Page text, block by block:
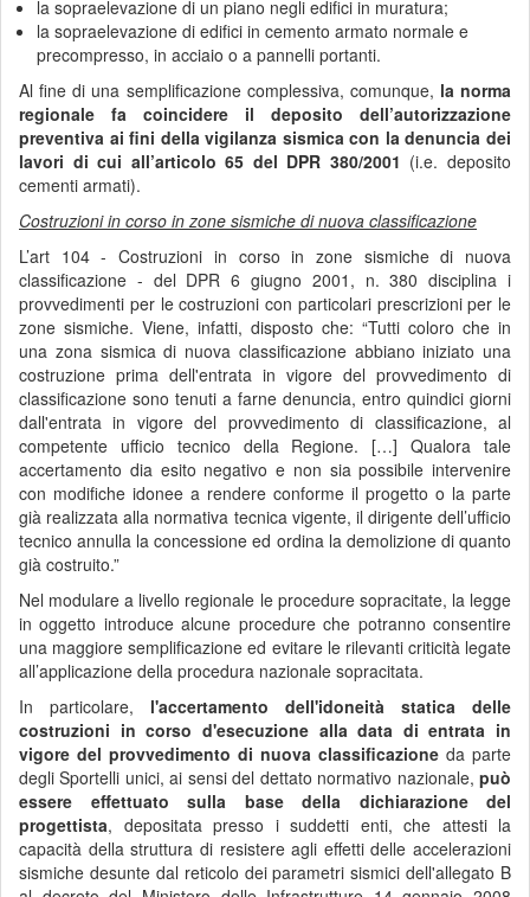
la sopraelevazione di un piano negli edifici in muratura;
la sopraelevazione di edifici in cemento armato normale e
precompresso, in acciaio o a pannelli portanti.
Al fine di una semplificazione complessiva, comunque, la norma
regionale fa coincidere il deposito dell’autorizzazione
preventiva ai fini della vigilanza sismica con la denuncia dei
lavori di cui all’articolo 65 del DPR 380/2001 (i.e. deposito
cementi armati).
Costruzioni in corso in zone sismiche di nuova classificazione
L’art 104 - Costruzioni in corso in zone sismiche di nuova
classificazione - del DPR 6 giugno 2001, n. 380 disciplina i
provvedimenti per le costruzioni con particolari prescrizioni per le
zone sismiche. Viene, infatti, disposto che: “Tutti coloro che in
una zona sismica di nuova classificazione abbiano iniziato una
costruzione prima dell'entrata in vigore del provvedimento di
classificazione sono tenuti a farne denuncia, entro quindici giorni
dall'entrata in vigore del provvedimento di classificazione, al
competente ufficio tecnico della Regione. […] Qualora tale
accertamento dia esito negativo e non sia possibile intervenire
con modifiche idonee a rendere conforme il progetto o la parte
già realizzata alla normativa tecnica vigente, il dirigente dell’ufficio
tecnico annulla la concessione ed ordina la demolizione di quanto
già costruito.”
Nel modulare a livello regionale le procedure sopracitate, la legge
in oggetto introduce alcune procedure che potranno consentire
una maggiore semplificazione ed evitare le rilevanti criticità legate
all’applicazione della procedura nazionale sopracitata.
In particolare, l'accertamento
dell'idoneità statica delle
costruzioni in corso d'esecuzione alla data di entrata in
vigore del provvedimento di nuova classificazione da parte
degli Sportelli unici, ai sensi del dettato normativo nazionale, può
essere effettuato sulla base della dichiarazione del
progettista, depositata presso i suddetti enti, che attesti la
capacità della struttura di resistere agli effetti delle accelerazioni
sismiche desunte dal reticolo dei parametri sismici dell'allegato B